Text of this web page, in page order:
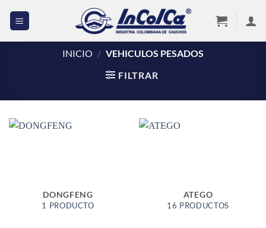
INICIO / VEHICULOS PESADOS
FILTRAR
DONGFENG
1 PRODUCTO
ATEGO
16 PRODUCTOS